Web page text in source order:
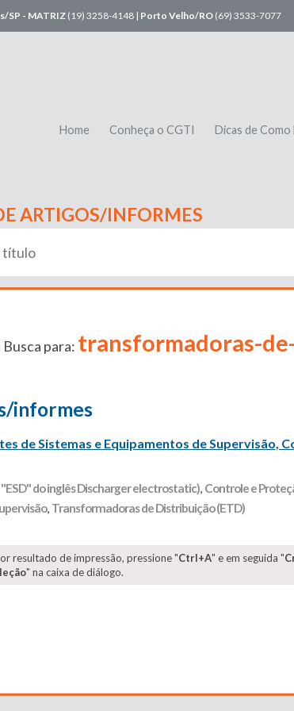
SP - MATRIZ (19) 3258-4148 | Porto Velho/RO (69) 3533-7077
Home Conheça o CGTI Dicas de Como
ARTIGOS/INFORMES
para: transformadoras-
informes
de Sistemas e Equipamentos de Supervisão,
do inglês Discharger electrostatic), Controle e
, Transformadoras de Distribuição (ETD)
resultado de impressão, pressione "Ctrl+A" e em seguida "
" na caixa de diálogo.